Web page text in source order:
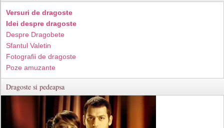
Versuri de dragoste
Idei despre dragoste
Despre Dragobete
Sfantul Valetin
Fotografii de dragoste
Poze amuzante
Dragoste si pedeapsa